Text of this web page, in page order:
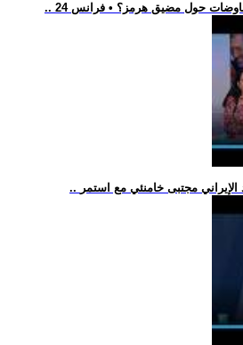
الإيراني مجتبى خامنئي مع استمر